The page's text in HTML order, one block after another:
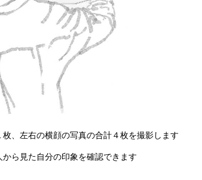
、左右の横顔の写真の合計４枚を撮影します
ら見た自分の印象を確認できます